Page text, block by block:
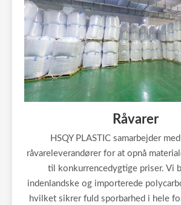
Råvarer
HSQY PLASTIC samarbejder
råvareleverandører for at opnå
til konkurrencedygtige priser. Vi
indenlandske og importerede
hvilket sikrer fuld sporbarhed i hele